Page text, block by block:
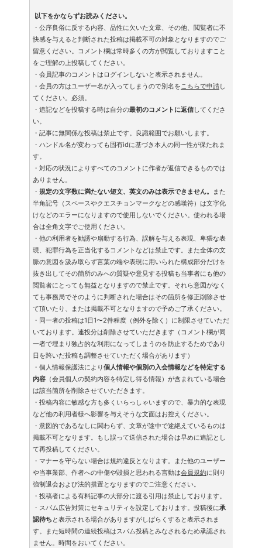
以下をかならずお読みください。
・公序良俗に反する内容、品性に欠いた文章、その他、閲覧者に不
快感を与えると判断された投稿は掲載不可の対象となりますのでご
留意ください。コメント欄は常時多くの方が閲覧しておりますこと
をご理解の上投稿してください。
・会員記事のコメントはログインしないと表示されません。
・会員の方はユーザー名が入ってしまうので別名をこちらで申請し
てください。必須。
・追記などを投稿する時は自分の最初のコメントに返信してくださ
い。
・記事に無関係な投稿は禁止です。良識範囲でお願いします。
・ハンドル名が変わっても固有idに基づき本人の同一性が保たれま
す。
・対応の状況によりすべてのコメントに作者が返信できるものでは
ありません。
・ 規定の文字数に満たない短文、英文のみは表示できません。
また
半角記号（スペースやクエスチョンマークなどの感嘆符）は文字化
けなどのエラーになりますので使用しないでください。使われる場
合は全角文字でご使用ください。
・他の利用者を勧誘や扇動する行為、誤解を与える表現、卑猥な表
現、犯罪行為を正当化するコメントなどは禁止です。また全体の文
脈の意図を汲み取らず言葉の端や表現に用いられた構成部分だけを
抜き出してその箇所のみへの質疑や意見する投稿も当事者にも他の
閲覧者にとっても無益となりますので禁止です。それら意図がなく
ても事務局でそのように判断された場合はその箇所を修正削除させ
て頂いたり、または掲載不可となりますので予めご了承ください。
・同一者の投稿は1日1〜2件程度（例外を除く）に制限させていただ
いております。連投分は削除させていただきます（コメント欄が同
一者で埋まり独占的な利用になってしまうのを防止するためであり
日を跨いだ投稿も調整させていただく場合があります）
・個人情報保護法により個人情報や個別の入会情報などを特定する
内容 （会員個人の契約内容を特定し得る情報）が含まれている場合
は該当箇所を削除させていただきます。
・投稿内容に敏感な方も多くいらっしゃいますので、暴力的な表現
など他の利用者様へ影響を与えそうな文面はお控えください。
・意図的であるなしに関わらず、文章が途中で途絶えているものは
掲載不可となります。もし誤って送信された場合は早めに追記とし
て再投稿してください。
・マナーを守らない場合は規約違反となります。また他のユーザー
や当事業部、作者への中傷や毀損と思われる言動は会員規約に則り
強制退会および法的措置となりますのでご注意ください。
・投稿者による有料記事の大部分に渡る引用は禁止しております。
・スパム広告対策にセキュリティを設定しております。投稿後に承
認待ち と表示される場合がありますがしばらくすると表示されま
す。また短時間の連続投稿はスパム投稿とみなされるため承認され
ません。時間をおいてください。